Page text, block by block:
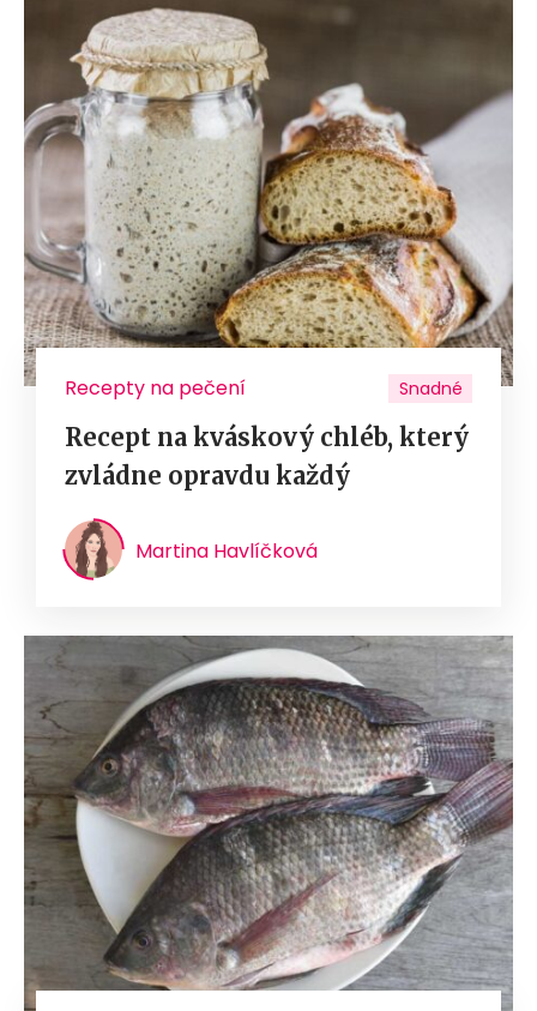
Recepty na pečení Snadné
Recept na kváskový chléb, který
zvládne opravdu každý
Martina Havlíčková